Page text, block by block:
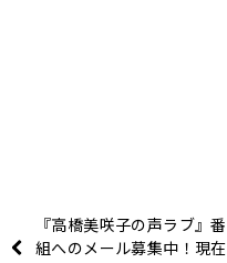
『高橋美咲子の声ラブ』番
組へのメール募集中！現在